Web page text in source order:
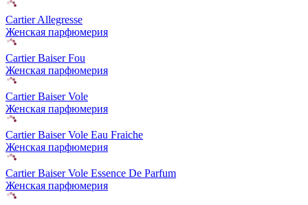
Cartier Allegresse
Женская парфюмерия
Cartier Baiser Fou
Женская парфюмерия
Cartier Baiser Vole
Женская парфюмерия
Cartier Baiser Vole Eau Fraiche
Женская парфюмерия
Cartier Baiser Vole Essence De Parfum
Женская парфюмерия